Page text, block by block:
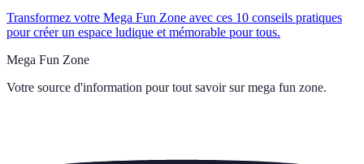
Transformez votre Mega Fun Zone avec ces 10 conseils pratiques
pour créer un espace ludique et mémorable pour tous.
Mega Fun Zone
Votre source d'information pour tout savoir sur mega fun zone.